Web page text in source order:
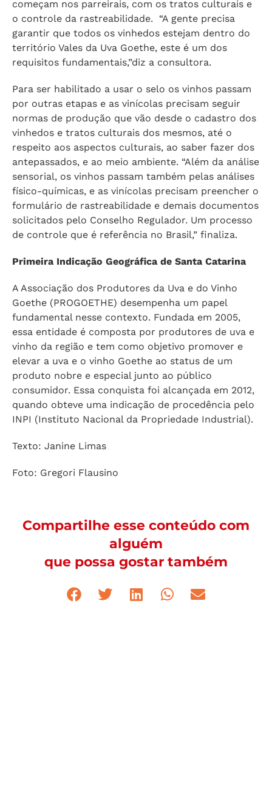
começam nos parreirais, com os tratos culturais e
o controle da rastreabilidade. “A gente precisa
garantir que todos os vinhedos estejam dentro do
território Vales da Uva Goethe, este é um dos
requisitos fundamentais,”diz a consultora.
Para ser habilitado a usar o selo os vinhos passam
por outras etapas e as vinícolas precisam seguir
normas de produção que vão desde o cadastro dos
vinhedos e tratos culturais dos mesmos, até o
respeito aos aspectos culturais, ao saber fazer dos
antepassados, e ao meio ambiente. “Além da análise
sensorial, os vinhos passam também pelas análises
físico-químicas, e as vinícolas precisam preencher o
formulário de rastreabilidade e demais documentos
solicitados pelo Conselho Regulador. Um processo
de controle que é referência no Brasil,” finaliza.
Primeira Indicação Geográfica de Santa Catarina
A Associação dos Produtores da Uva e do Vinho
Goethe (PROGOETHE) desempenha um papel
fundamental nesse contexto. Fundada em 2005,
essa entidade é composta por produtores de uva e
vinho da região e tem como objetivo promover e
elevar a uva e o vinho Goethe ao status de um
produto nobre e especial junto ao público
consumidor. Essa conquista foi alcançada em 2012,
quando obteve uma indicação de procedência pelo
INPI (Instituto Nacional da Propriedade Industrial).
Texto: Janine Limas
Foto: Gregori Flausino
Compartilhe esse conteúdo com
alguém
que possa gostar também